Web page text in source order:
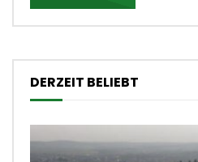
DERZEIT BELIEBT